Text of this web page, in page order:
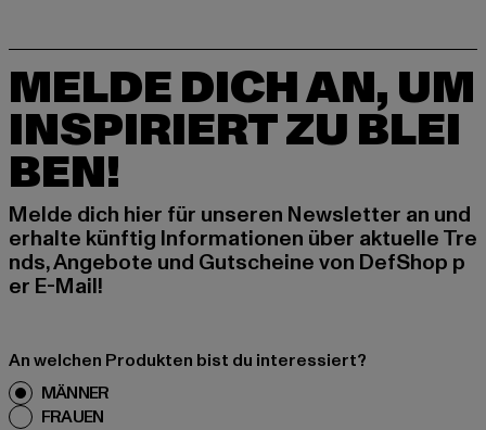
MELDE DICH AN, UM
INSPIRIERT ZU BLEI
BEN!
Melde dich hier für unseren Newsletter an und
erhalte künftig Informationen über aktuelle Tre
nds, Angebote und Gutscheine von DefShop p
er E-Mail!
An welchen Produkten bist du interessiert?
MÄNNER
FRAUEN